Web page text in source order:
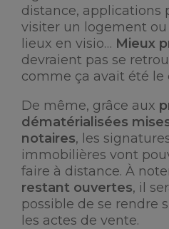
distance, applications
visiter un logement
lieux en visio… Mieux
devraient pas se
comme ça avait été le
De même, grâce aux
dématérialisées
notaires, les
immobilières vont
faire à distance. À
restant ouvertes, il
possible de se rendre
les actes de vente.